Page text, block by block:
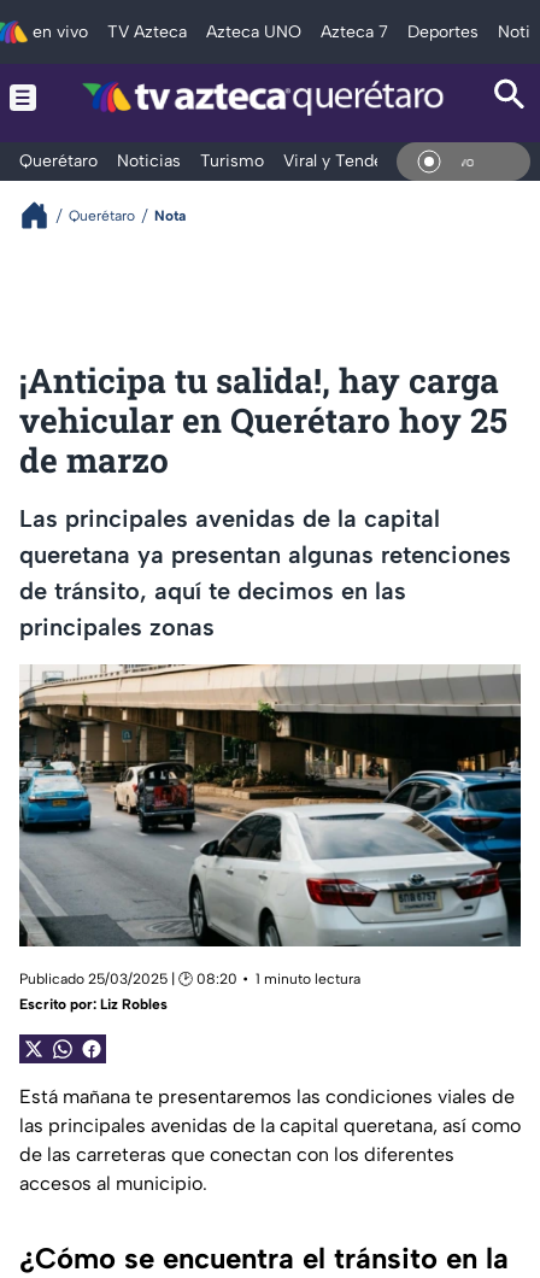
en vivo TV Azteca Azteca UNO Azteca 7 Deportes
Querétaro Noticias Turismo Viral y Tendencia Clima En
Querétaro Nota
¡Anticipa tu salida!, hay carga
vehicular en Querétaro hoy 25
de marzo
Las principales avenidas de la capital
queretana ya presentan algunas retenciones
de tránsito, aquí te decimos en las
principales zonas
Publicado 25/03/2025 | 🕑 08:20
1 minuto lectura
Escrito por: Liz Robles
Está mañana te presentaremos las condiciones viales de
las principales avenidas de la capital queretana, así como
de las carreteras que conectan con los diferentes
accesos al municipio.
¿Cómo se encuentra el tránsito en la